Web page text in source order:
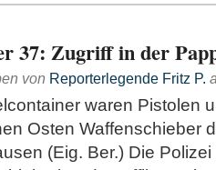
37: Zugriff in der
von Reporterlegende Fritz P.
waren Pistolen
Osten Waffenschieber
(Eig. Ber.) Die